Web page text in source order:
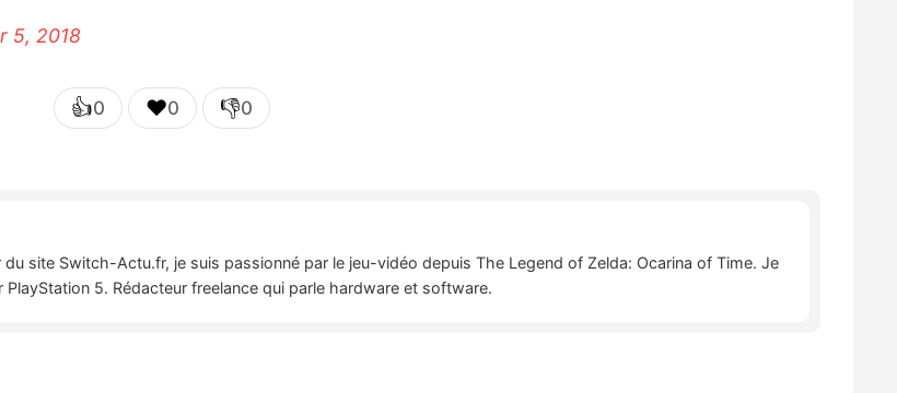
5, 2018
👍0 ❤️0 👎0
site Switch-Actu.fr, je suis passionné par le jeu-vidéo depuis The Legend of Zelda: Ocarina of Time. Je
5. Rédacteur freelance qui parle hardware et software.